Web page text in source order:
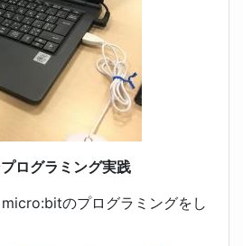
ログラミング実践
のプログラミングをし